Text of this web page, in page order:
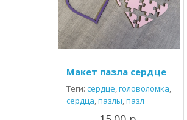
Макет пазла сердце
Теги: сердце,головоломка,
сердца,пазлы,пазл